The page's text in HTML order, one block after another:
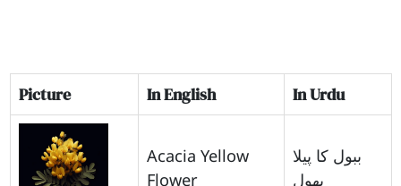
Picture In English In Urdu
Acacia Yellow
Flower
ببول کا پیلا
پھول